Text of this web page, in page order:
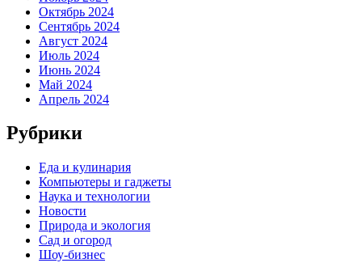
Октябрь 2024
Сентябрь 2024
Август 2024
Июль 2024
Июнь 2024
Май 2024
Апрель 2024
Рубрики
Еда и кулинария
Компьютеры и гаджеты
Наука и технологии
Новости
Природа и экология
Сад и огород
Шоу-бизнес